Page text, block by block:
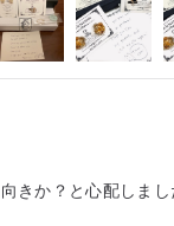
きか？と心配しま